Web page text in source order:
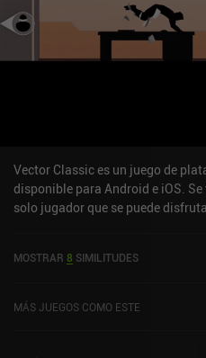
Vector Classic es un juego de
disponible para Android e iOS.
solo jugador que se puede
tiene actualmente una
MOSTRAR 8 SIMILITUDES
MÁS JUEGOS COMO ESTE